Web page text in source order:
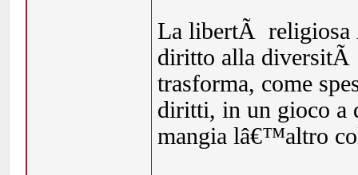
La libertÃ religiosa
diritto alla diversitÃ
trasforma, come
diritti, in un gioco a
mangia lâ€™altro